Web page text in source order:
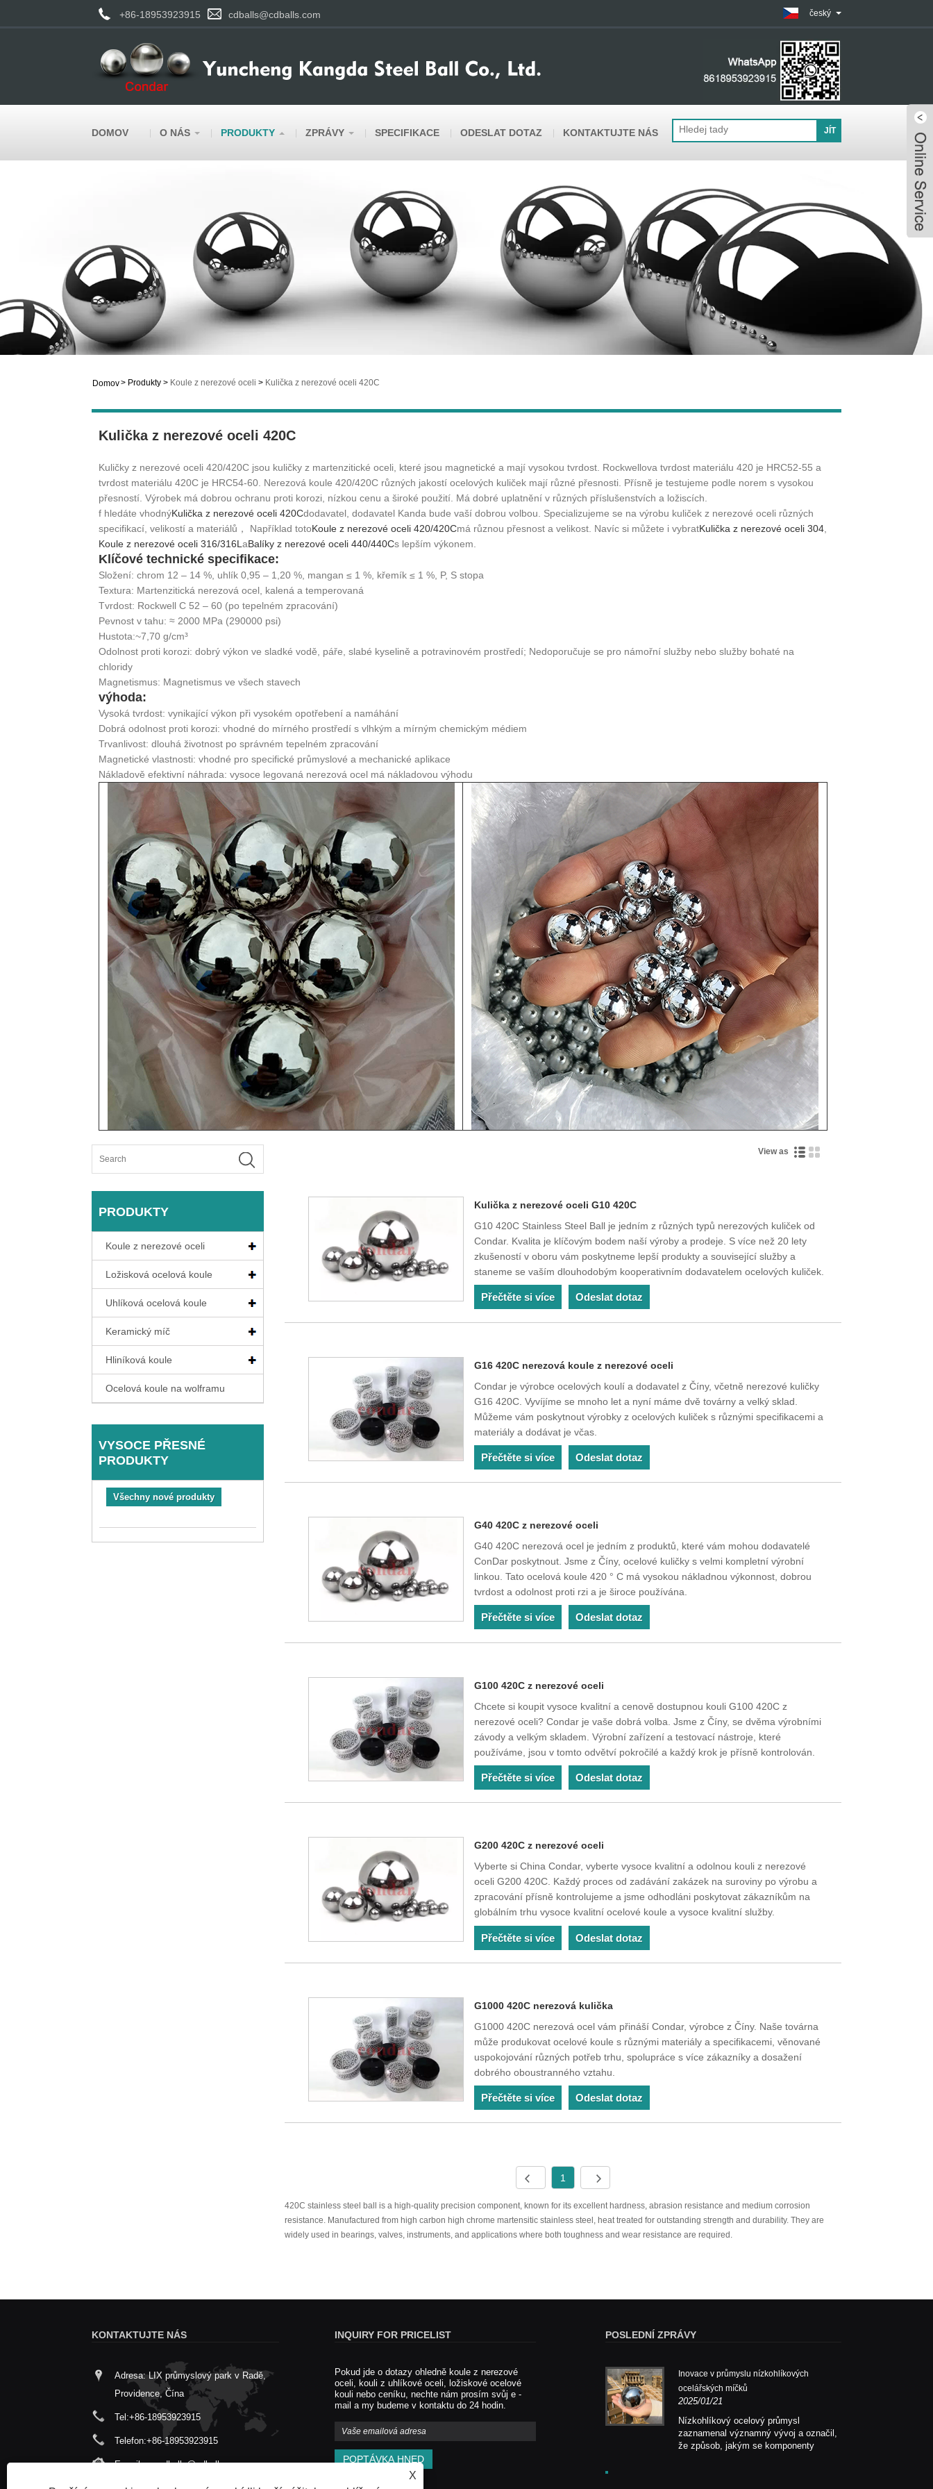
+86-18953923915 cdballs@cdballs.com český
DOMOV O NÁS PRODUKTY ZPRÁVY SPECIFIKACE ODESLAT DOTAZ KONTAKTUJTE NÁS
Domov> Produkty > Koule z nerezové oceli > Kulička z nerezové oceli 420C
Kulička z nerezové oceli 420C
Kuličky z nerezové oceli 420/420C jsou kuličky z martenzitické oceli, které jsou magnetické a mají vysokou tvrdost. Rockwellova tvrdost materiálu 420 je HRC52-55 a
tvrdost materiálu 420C je HRC54-60. Nerezová koule 420/420C různých jakostí ocelových kuliček mají různé přesnosti. Přísně je testujeme podle norem s vysokou
přesností. Výrobek má dobrou ochranu proti korozi, nízkou cenu a široké použití. Má dobré uplatnění v různých příslušenstvích a ložiscích.
f hledáte vhodnýKulička z nerezové oceli 420Cdodavatel, dodavatel Kanda bude vaší dobrou volbou. Specializujeme se na výrobu kuliček z nerezové oceli různých
specifikací, velikostí a materiálů， Například totoKoule z nerezové oceli 420/420Cmá různou přesnost a velikost. Navíc si můžete i vybratKulička z nerezové oceli 304
Koule z nerezové oceli 316/316L aBalíky z nerezové oceli 440/440Cs lepším výkonem.
Klíčové technické specifikace:
Složení: chrom 12 – 14 %, uhlík 0,95 – 1,20 %, mangan ≤ 1 %, křemík ≤ 1 %, P, S stopa
Textura: Martenzitická nerezová ocel, kalená a temperovaná
Tvrdost: Rockwell C 52 – 60 (po tepelném zpracování)
Pevnost v tahu: ≈ 2000 MPa (290000 psi)
Hustota:~7,70 g/cm³
Odolnost proti korozi: dobrý výkon ve sladké vodě, páře, slabé kyselině a potravinovém prostředí; Nedoporučuje se pro námořní služby nebo služby bohaté na
chloridy
Magnetismus: Magnetismus ve všech stavech
výhoda:
Vysoká tvrdost: vynikající výkon při vysokém opotřebení a namáhání
Dobrá odolnost proti korozi: vhodné do mírného prostředí s vlhkým a mírným chemickým médiem
Trvanlivost: dlouhá životnost po správném tepelném zpracování
Magnetické vlastnosti: vhodné pro specifické průmyslové a mechanické aplikace
Nákladově efektivní náhrada: vysoce legovaná nerezová ocel má nákladovou výhodu
PRODUKTY
Koule z nerezové oceli
Ložisková ocelová koule
Uhlíková ocelová koule
Keramický míč
Hliníková koule
Ocelová koule na wolframu
VYSOCE PŘESNÉ
PRODUKTY
Všechny nové produkty
View as
Kulička z nerezové oceli G10 420C
G10 420C Stainless Steel Ball je jedním z různých typů nerezových kuliček od
Condar. Kvalita je klíčovým bodem naší výroby a prodeje. S více než 20 lety
zkušeností v oboru vám poskytneme lepší produkty a související služby a
staneme se vaším dlouhodobým kooperativním dodavatelem ocelových kuliček.
Přečtěte si více Odeslat dotaz
G16 420C nerezová koule z nerezové oceli
Condar je výrobce ocelových koulí a dodavatel z Číny, včetně nerezové kuličky
G16 420C. Vyvíjíme se mnoho let a nyní máme dvě továrny a velký sklad.
Můžeme vám poskytnout výrobky z ocelových kuliček s různými specifikacemi a
materiály a dodávat je včas.
Přečtěte si více Odeslat dotaz
G40 420C z nerezové oceli
G40 420C nerezová ocel je jedním z produktů, které vám mohou dodavatelé
ConDar poskytnout. Jsme z Číny, ocelové kuličky s velmi kompletní výrobní
linkou. Tato ocelová koule 420 ° C má vysokou nákladnou výkonnost, dobrou
tvrdost a odolnost proti rzi a je široce používána.
Přečtěte si více Odeslat dotaz
G100 420C z nerezové oceli
Chcete si koupit vysoce kvalitní a cenově dostupnou kouli G100 420C z
nerezové oceli? Condar je vaše dobrá volba. Jsme z Číny, se dvěma výrobními
závody a velkým skladem. Výrobní zařízení a testovací nástroje, které
používáme, jsou v tomto odvětví pokročilé a každý krok je přísně kontrolován.
Přečtěte si více Odeslat dotaz
G200 420C z nerezové oceli
Vyberte si China Condar, vyberte vysoce kvalitní a odolnou kouli z nerezové
oceli G200 420C. Každý proces od zadávání zakázek na suroviny po výrobu a
zpracování přísně kontrolujeme a jsme odhodláni poskytovat zákazníkům na
globálním trhu vysoce kvalitní ocelové koule a vysoce kvalitní služby.
Přečtěte si více Odeslat dotaz
G1000 420C nerezová kulička
G1000 420C nerezová ocel vám přináší Condar, výrobce z Číny. Naše továrna
může produkovat ocelové koule s různými materiály a specifikacemi, věnované
uspokojování různých potřeb trhu, spolupráce s více zákazníky a dosažení
dobrého oboustranného vztahu.
Přečtěte si více Odeslat dotaz
1
420C stainless steel ball
is a high-quality precision component, known for its excellent hardness, abrasion resistance and medium corrosion
resistance. Manufactured from high carbon high chrome martensitic stainless steel, heat treated for outstanding strength and durability. They are
widely used in bearings, valves, instruments, and applications where both toughness and wear resistance are required.
KONTAKTUJTE NÁS
Adresa: LIX průmyslový park v Radě,
Providence, Čína
Tel:+86-18953923915
Telefon:+86-18953923915
E-mailem:cdballs@cdballs.com
INQUIRY FOR PRICELIST
Pokud jde o dotazy ohledně koule z nerezové
oceli, kouli z uhlíkové oceli, ložiskové ocelové
kouli nebo ceníku, nechte nám prosím svůj e -
mail a my budeme v kontaktu do 24 hodin.
POSLEDNÍ ZPRÁVY
Inovace v průmyslu nízkohlíkových
ocelářských míčků
2025/01/21
Nízkohlíkový ocelový průmysl
Inovace v průmyslu nízkohlíkových
ocelářských míčků
2025/01/21
Nízkohlíkový ocelový průmysl
zaznamenal významný vývoj a označil,
že způsob, jakým se komponenty
X